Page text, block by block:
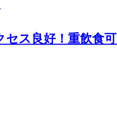
ス良好！重飲食